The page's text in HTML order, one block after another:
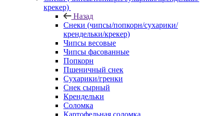
крекер)
Назад
Снеки (чипсы/попкорн/сухарики/
крендельки/крекер)
Чипсы весовые
Чипсы фасованные
Попкорн
Пшеничный снек
Сухарики/гренки
Снек сырный
Крендельки
Соломка
Картофельная соломка